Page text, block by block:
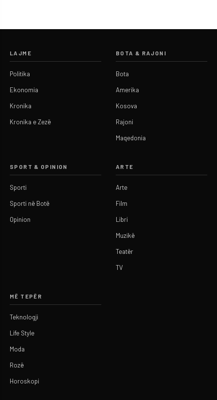
LAJME
Politika
Ekonomia
Kronika
Kronika e Zezë
BOTA & RAJONI
Bota
Amerika
Kosova
Rajoni
Maqedonia
SPORT & OPINION
Sporti
Sporti në Botë
Opinion
ARTE
Arte
Film
Libri
Muzikë
Teatër
TV
MË TEPËR
Teknologji
Life Style
Moda
Rozë
Horoskopi